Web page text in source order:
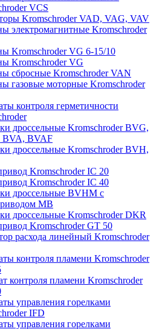
VCS
Kromschroder VAD, VAG, VAV
электромагнитные Kromschroder
Kromschroder VG 6-15/10
Kromschroder VG
сбросные Kromschroder VAN
газовые моторные Kromschroder
контроля герметичности
дроссельные Kromschroder BVG,
BVA, BVAF
дроссельные Kromschroder BVH,
Kromschroder IC 20
Kromschroder IC 40
дроссельные BVHM с
МВ
дроссельные Kromschroder DKR
Kromschroder GT 50
расхода линейный Kromschroder
контроля пламени Kromschroder
контроля пламени Kromschroder
управления горелками
IFD
управления горелками